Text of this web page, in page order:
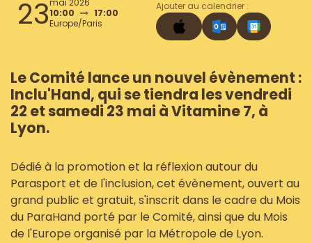
23mai 2026
10:00
17:00
Europe/Paris
Ajouter au calendrier :
Le Comité lance un nouvel évènement :
Inclu'Hand, qui se tiendra les vendredi
22 et samedi 23 mai à Vitamine 7, à
Lyon.
Dédié à la promotion et la réflexion autour du
Parasport et de l'inclusion, cet évènement, ouvert au
grand public et gratuit, s'inscrit dans le cadre du Mois
du ParaHand porté par le Comité, ainsi que du Mois
de l'Europe organisé par la Métropole de Lyon.